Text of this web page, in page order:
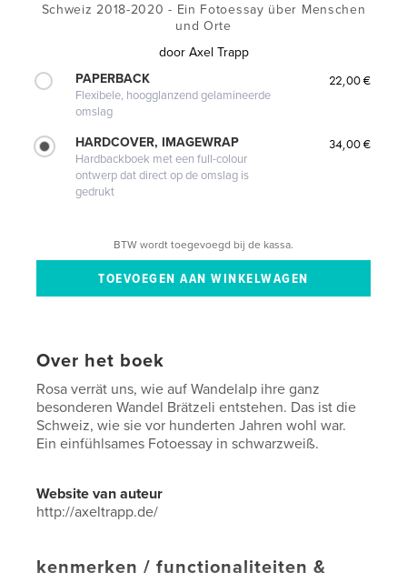
Schweiz 2018-2020 - Ein Fotoessay über Menschen
und Orte
door Axel Trapp
PAPERBACK
Flexibele, hoogglanzend gelamineerde
omslag
22,00 €
HARDCOVER, IMAGEWRAP
Hardbackboek met een full-colour
ontwerp dat direct op de omslag is
gedrukt
34,00 €
BTW wordt toegevoegd bij de kassa.
Over het boek
Rosa verrät uns, wie auf Wandelalp ihre ganz
besonderen Wandel Brätzeli entstehen. Das ist die
Schweiz, wie sie vor hunderten Jahren wohl war.
Ein einfühlsames Fotoessay in schwarzweiß.
Website van auteur
http://axeltrapp.de/
kenmerken / functionaliteiten &